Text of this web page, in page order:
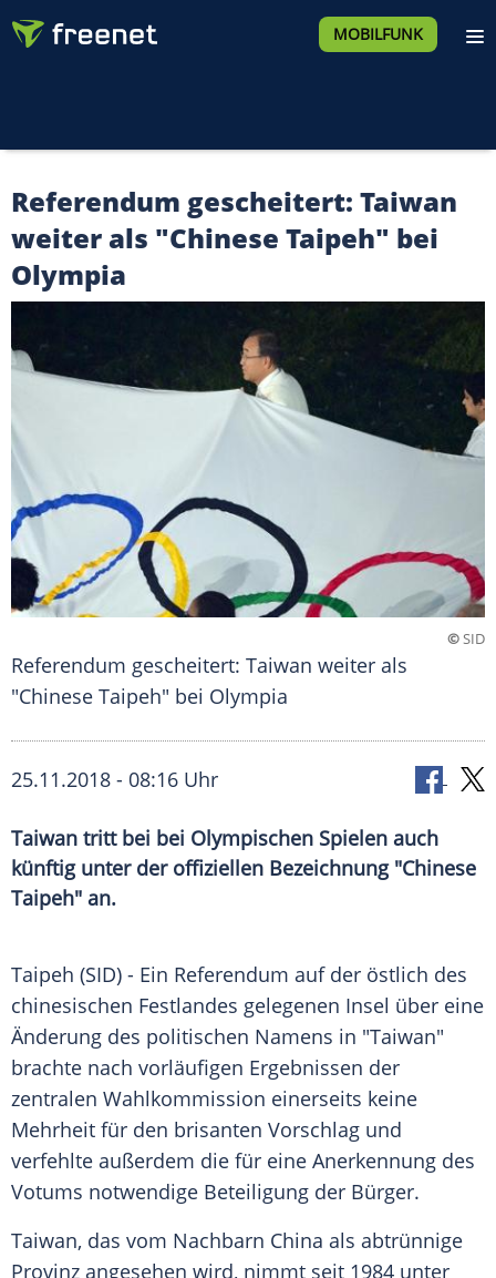
MOBILFUNK
Referendum gescheitert: Taiwan
weiter als "Chinese Taipeh" bei
Olympia
©SID
Referendum gescheitert: Taiwan weiter als
"Chinese Taipeh" bei Olympia
25.11.2018 - 08:16 Uhr
Taiwan tritt bei bei Olympischen Spielen auch
künftig unter der offiziellen Bezeichnung "Chinese
Taipeh" an.
Taipeh (SID) - Ein Referendum auf der östlich des
chinesischen Festlandes gelegenen Insel über eine
Änderung des politischen Namens in "Taiwan"
brachte nach vorläufigen Ergebnissen der
zentralen Wahlkommission einerseits keine
Mehrheit für den brisanten Vorschlag und
verfehlte außerdem die für eine Anerkennung des
Votums notwendige Beteiligung der Bürger.
Taiwan, das vom Nachbarn China als abtrünnige
Provinz angesehen wird, nimmt seit 1984 unter